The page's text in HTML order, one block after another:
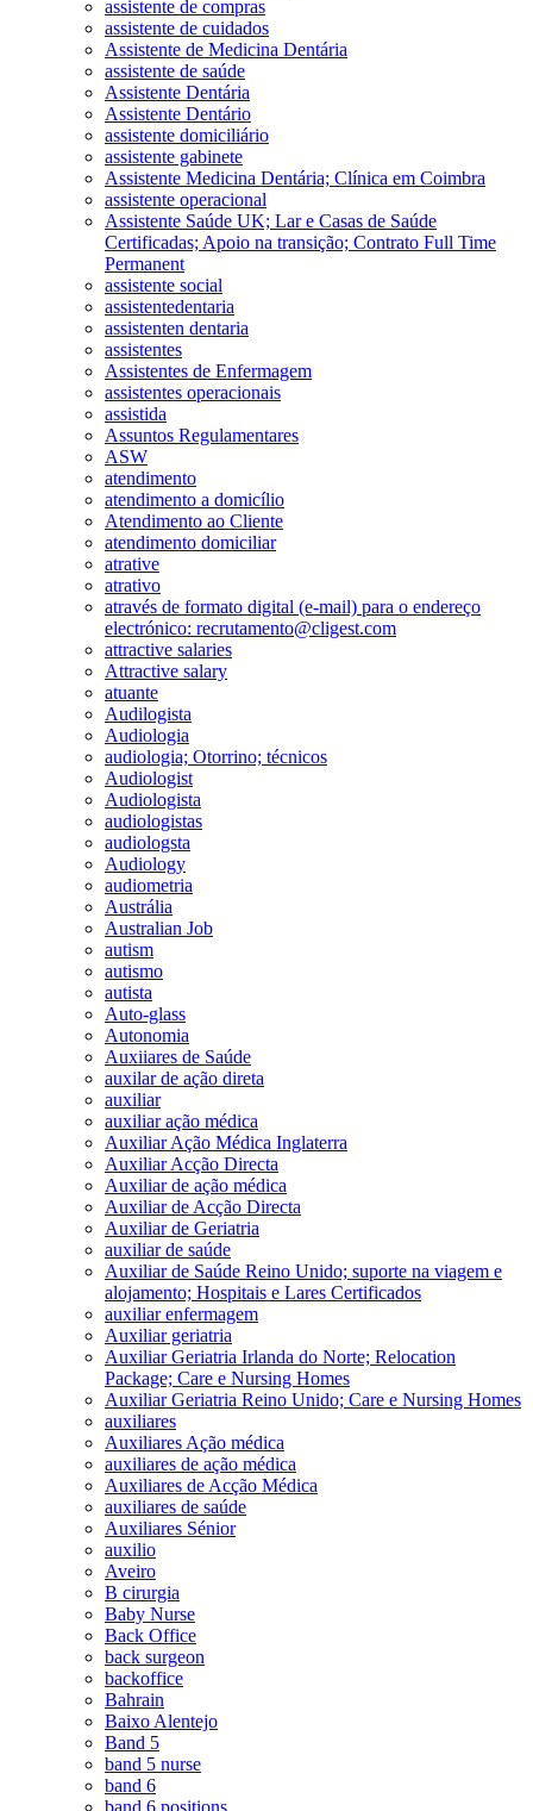
assistente de compras
assistente de cuidados
Assistente de Medicina Dentária
assistente de saúde
Assistente Dentária
Assistente Dentário
assistente domiciliário
assistente gabinete
Assistente Medicina Dentária; Clínica em Coimbra
assistente operacional
Assistente Saúde UK; Lar e Casas de Saúde
Certificadas; Apoio na transição; Contrato Full Time
Permanent
assistente social
assistentedentaria
assistenten dentaria
assistentes
Assistentes de Enfermagem
assistentes operacionais
assistida
Assuntos Regulamentares
ASW
atendimento
atendimento a domicílio
Atendimento ao Cliente
atendimento domiciliar
atrative
atrativo
através de formato digital (e-mail) para o endereço
electrónico: recrutamento@cligest.com
attractive salaries
Attractive salary
atuante
Audilogista
Audiologia
audiologia; Otorrino; técnicos
Audiologist
Audiologista
audiologistas
audiologsta
Audiology
audiometria
Austrália
Australian Job
autism
autismo
autista
Auto-glass
Autonomia
Auxiiares de Saúde
auxilar de ação direta
auxiliar
auxiliar ação médica
Auxiliar Ação Médica Inglaterra
Auxiliar Acção Directa
Auxiliar de ação médica
Auxiliar de Acção Directa
Auxiliar de Geriatria
auxiliar de saúde
Auxiliar de Saúde Reino Unido; suporte na viagem e
alojamento; Hospitais e Lares Certificados
auxiliar enfermagem
Auxiliar geriatria
Auxiliar Geriatria Irlanda do Norte; Relocation
Package; Care e Nursing Homes
Auxiliar Geriatria Reino Unido; Care e Nursing Homes
auxiliares
Auxiliares Ação médica
auxiliares de ação médica
Auxiliares de Acção Médica
auxiliares de saúde
Auxiliares Sénior
auxilio
Aveiro
B cirurgia
Baby Nurse
Back Office
back surgeon
backoffice
Bahrain
Baixo Alentejo
Band 5
band 5 nurse
band 6
band 6 positions